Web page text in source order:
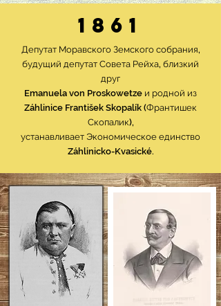
1861
Депутат Моравского Земского собрания,
будущий депутат Совета Рейха, близкий
друг
Emanuela von Proskowetze и родной из
Záhlinice František Skopalík (Франтишек
Скопалик),
устанавливает Экономическое единство
Záhlinicko-Kvasické.